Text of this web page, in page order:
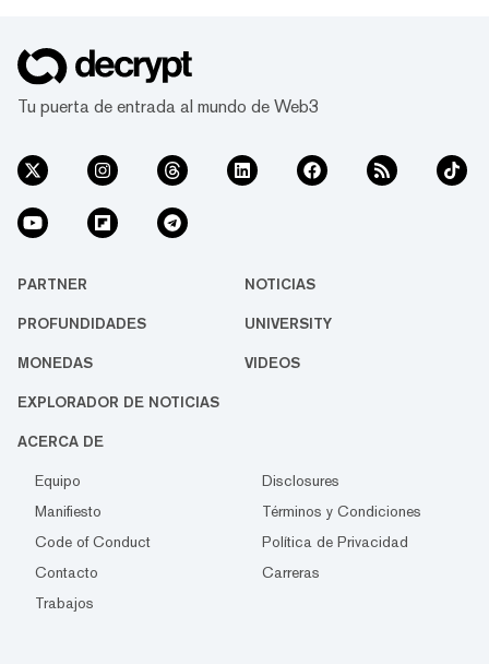
Tu puerta de entrada al mundo de Web3
PARTNER NOTICIAS
PROFUNDIDADES UNIVERSITY
MONEDAS VIDEOS
EXPLORADOR DE NOTICIAS
ACERCA DE
Equipo
Disclosures
Manifiesto
Términos y Condiciones
Code of Conduct
Política de Privacidad
Contacto
Carreras
Trabajos